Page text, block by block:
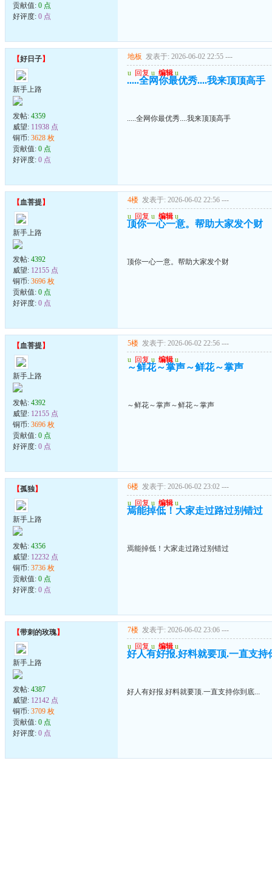
贡献值: 0 点
好评度: 0 点
【好日子】
新手上路
发帖: 4359
威望: 11938 点
铜币: 3628 枚
贡献值: 0 点
好评度: 0 点
地板 发表于: 2026-06-02 22:55 ---
u 回复 u 编辑 u
.....全网你最优秀....我来顶顶高手
.....全网你最优秀....我来顶顶高手
【血菩提】
新手上路
发帖: 4392
威望: 12155 点
铜币: 3696 枚
贡献值: 0 点
好评度: 0 点
4楼 发表于: 2026-06-02 22:56 ---
u 回复 u 编辑 u
顶你一心一意。帮助大家发个财
顶你一心一意。帮助大家发个财
【血菩提】
新手上路
发帖: 4392
威望: 12155 点
铜币: 3696 枚
贡献值: 0 点
好评度: 0 点
5楼 发表于: 2026-06-02 22:56 ---
u 回复 u 编辑 u
～鲜花～掌声～鲜花～掌声
～鲜花～掌声～鲜花～掌声
【孤独】
新手上路
发帖: 4356
威望: 12232 点
铜币: 3736 枚
贡献值: 0 点
好评度: 0 点
6楼 发表于: 2026-06-02 23:02 ---
u 回复 u 编辑 u
焉能掉低！大家走过路过别错过
焉能掉低！大家走过路过别错过
【带刺的玫瑰】
新手上路
发帖: 4387
威望: 12142 点
铜币: 3709 枚
贡献值: 0 点
好评度: 0 点
7楼 发表于: 2026-06-02 23:06 ---
u 回复 u 编辑 u
好人有好报.好料就要顶.一直支持
好人有好报.好料就要顶.一直支持你到底...